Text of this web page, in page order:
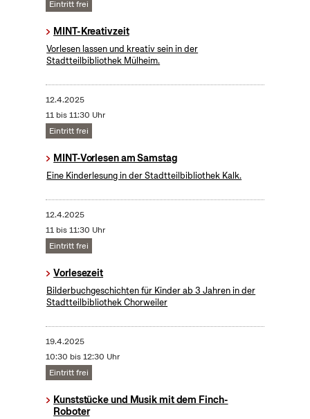
Eintritt frei
MINT-Kreativzeit
Vorlesen lassen und kreativ sein in der
Stadtteilbibliothek Mülheim.
12.4.2025
11 bis 11:30 Uhr
Eintritt frei
MINT-Vorlesen am Samstag
Eine Kinderlesung in der Stadtteilbibliothek Kalk.
12.4.2025
11 bis 11:30 Uhr
Eintritt frei
Vorlesezeit
Bilderbuchgeschichten für Kinder ab 3 Jahren in der
Stadtteilbibliothek Chorweiler
19.4.2025
10:30 bis 12:30 Uhr
Eintritt frei
Kunststücke und Musik mit dem Finch-
Roboter